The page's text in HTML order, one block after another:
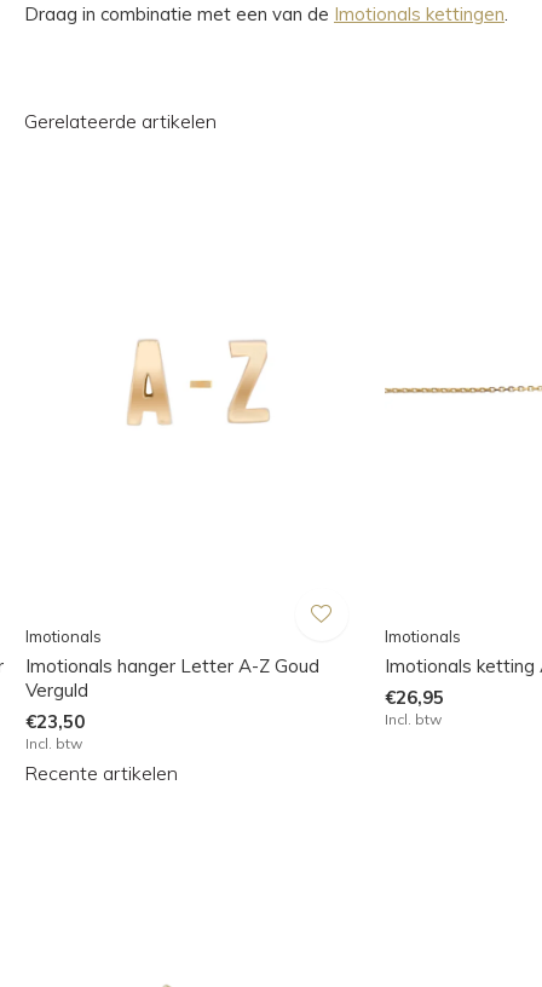
Draag in combinatie met een van de Imotionals kettingen.
Gerelateerde artikelen
Imotionals
Imotionals hanger Letter A-Z Goud
Verguld
€23,50
Incl. btw
Imotionals
Imotionals ketting
€26,95
Incl. btw
Recente artikelen